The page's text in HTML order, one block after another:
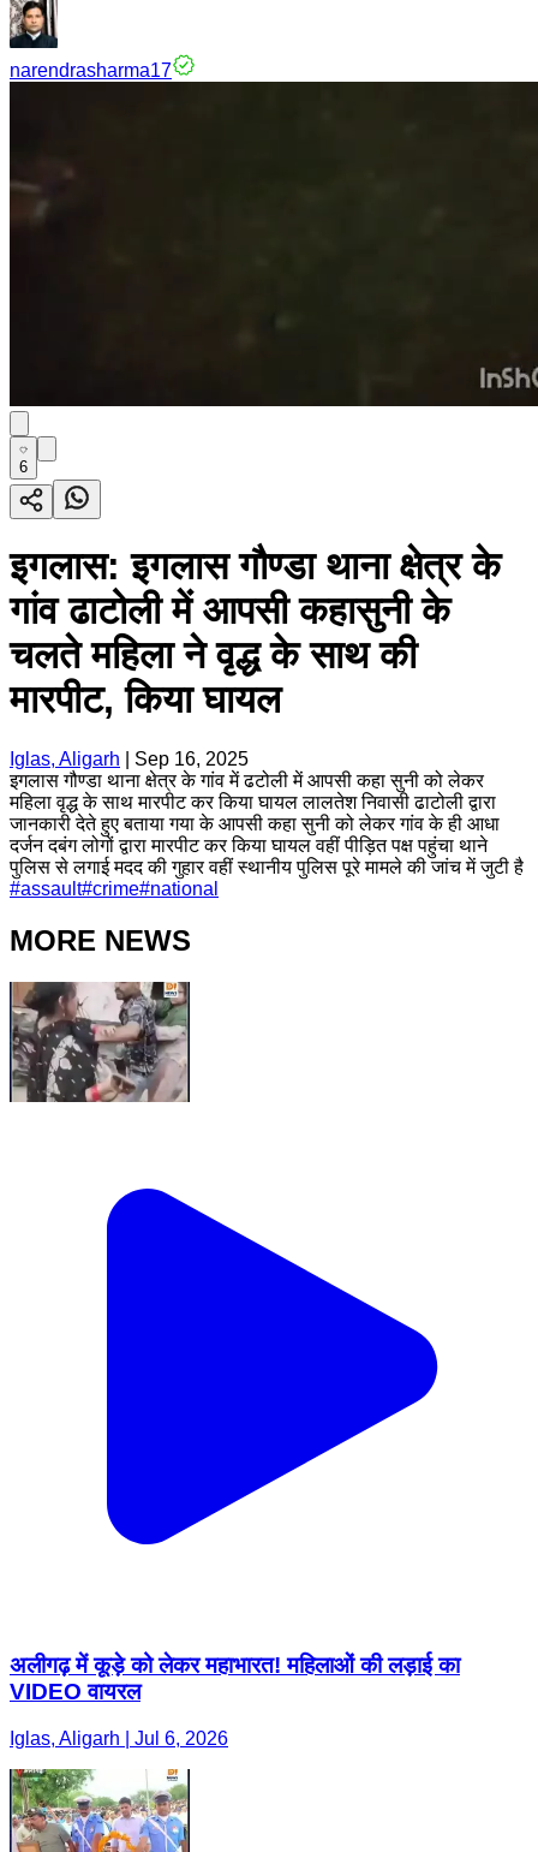
narendrasharma17
6
इगलास: इगलास गौण्डा थाना क्षेत्र के
गांव ढाटोली में आपसी कहासुनी के
चलते महिला ने वृद्ध के साथ की
मारपीट, किया घायल
Iglas, Aligarh
Sep 16, 2025
इगलास गौण्डा थाना क्षेत्र के गांव में ढटोली में आपसी कहा सुनी को लेकर
महिला वृद्ध के साथ मारपीट कर किया घायल लालतेश निवासी ढाटोली द्वारा
जानकारी देते हुए बताया गया के आपसी कहा सुनी को लेकर गांव के ही आधा
दर्जन दबंग लोगों द्वारा मारपीट कर किया घायल वहीं पीड़ित पक्ष पहुंचा थाने
पुलिस से लगाई मदद की गुहार वहीं स्थानीय पुलिस पूरे मामले की जांच में जुटी है
#assault#crime#national
MORE NEWS
अलीगढ़ में कूड़े को लेकर महाभारत! महिलाओं की लड़ाई का
VIDEO वायरल
Iglas, Aligarh | Jul 6, 2026